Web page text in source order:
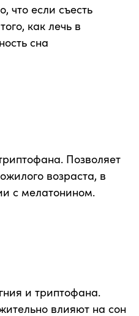
что если съесть
как лечь в
сна
Позволяет
возраста, в
с мелатонином.
и триптофана.
влияют на сон